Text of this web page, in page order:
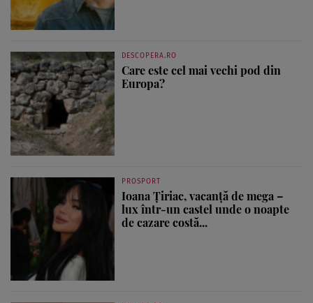
DESCOPERA.RO
Care este cel mai vechi pod din
Europa?
PROSPORT
Ioana Țiriac, vacanță de mega –
lux într-un castel unde o noapte
de cazare costă...